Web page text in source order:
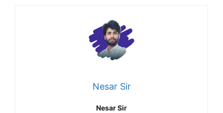
Nesar Sir
Nesar Sir